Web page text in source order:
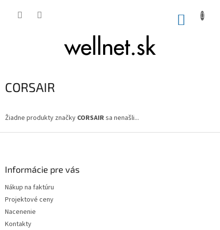
CORSAIR
Žiadne produkty značky CORSAIRsa nenašli...
Informácie pre vás
Nákup na faktúru
Projektové ceny
Nacenenie
Kontakty